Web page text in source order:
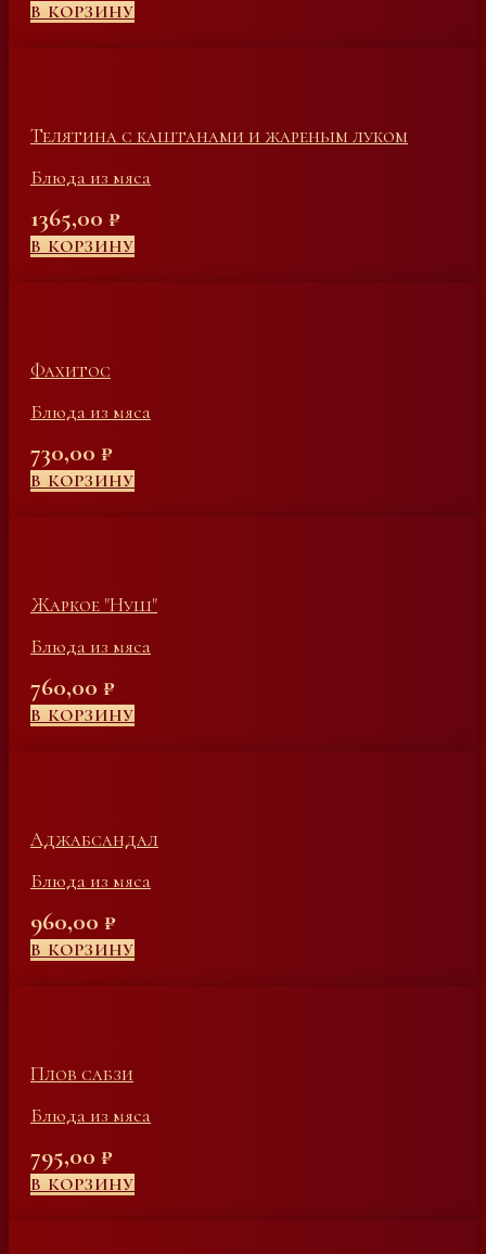
В КОРЗИНУ
Телятина с каштанами и жареным луком
Блюда из мяса
1365,00 ₽
В КОРЗИНУ
Фахитос
Блюда из мяса
730,00 ₽
В КОРЗИНУ
Жаркое "Нуш"
Блюда из мяса
760,00 ₽
В КОРЗИНУ
Аджабсандал
Блюда из мяса
960,00 ₽
В КОРЗИНУ
Плов сабзи
Блюда из мяса
795,00 ₽
В КОРЗИНУ